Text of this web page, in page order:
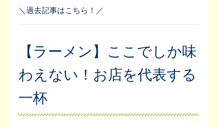
＼過去記事はこちら！／
【ラーメン】ここでしか味
わえない！お店を代表する
一杯